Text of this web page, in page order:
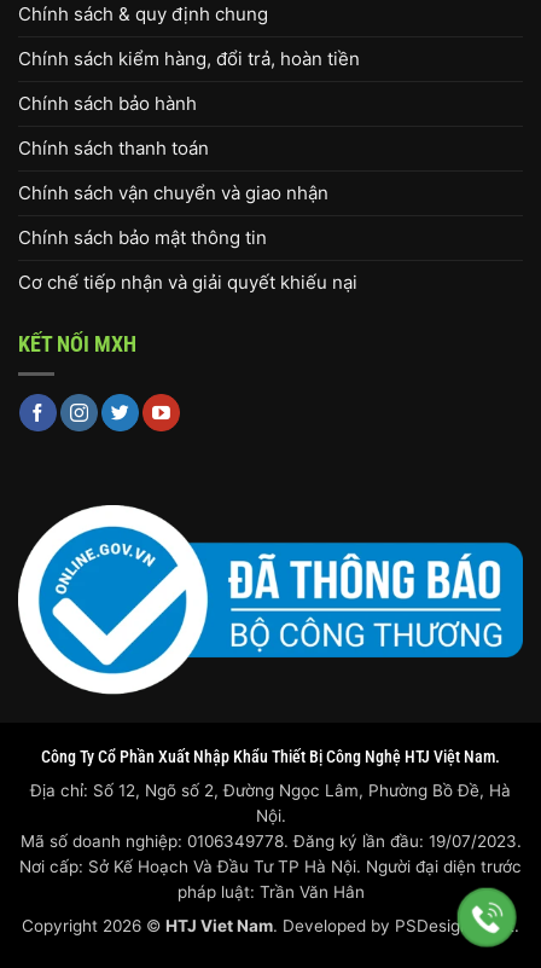
Chính sách & quy định chung
Chính sách kiểm hàng, đổi trả, hoàn tiền
Chính sách bảo hành
Chính sách thanh toán
Chính sách vận chuyển và giao nhận
Chính sách bảo mật thông tin
Cơ chế tiếp nhận và giải quyết khiếu nại
KẾT NỐI MXH
Công Ty Cổ Phần Xuất Nhập Khẩu Thiết Bị Công Nghệ HTJ Việt Nam.
Địa chỉ: Số 12, Ngõ số 2, Đường Ngọc Lâm, Phường Bồ Đề, Hà
Nội.
Mã số doanh nghiệp: 0106349778. Đăng ký lần đầu: 19/07/2023.
Nơi cấp: Sở Kế Hoạch Và Đầu Tư TP Hà Nội. Người đại diện trước
pháp luật: Trần Văn Hân
Copyright 2026 © HTJ Viet Nam. Developed by PSDesigner.net.